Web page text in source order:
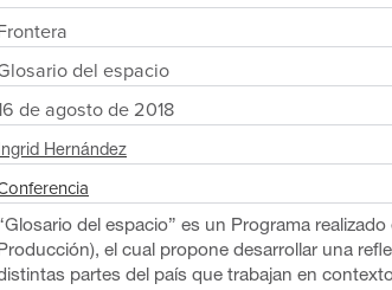
del espacio
de agosto de 2018
Hernández
del espacio” es un Programa
el cual propone desarrollar una
partes del país que trabajan en